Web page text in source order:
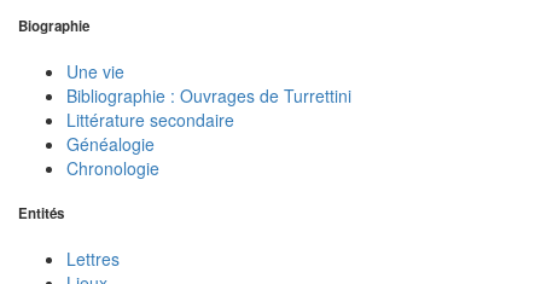
Biographie
Une vie
Bibliographie : Ouvrages de Turrettini
Littérature secondaire
Généalogie
Chronologie
Entités
Lettres